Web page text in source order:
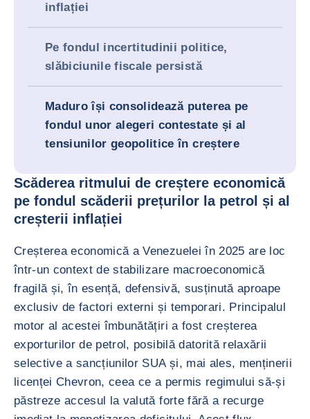
inflației
Pe fondul incertitudinii politice,
slăbiciunile fiscale persistă
Maduro își consolidează puterea pe
fondul unor alegeri contestate și al
tensiunilor geopolitice în creștere
Scăderea ritmului de creștere economică
pe fondul scăderii prețurilor la petrol și al
creșterii inflației
Creșterea economică a Venezuelei în 2025 are loc
într-un context de stabilizare macroeconomică
fragilă și, în esență, defensivă, susținută aproape
exclusiv de factori externi și temporari. Principalul
motor al acestei îmbunătățiri a fost creșterea
exporturilor de petrol, posibilă datorită relaxării
selective a sancțiunilor SUA și, mai ales, menținerii
licenței Chevron, ceea ce a permis regimului să-și
păstreze accesul la valută forte fără a recurge